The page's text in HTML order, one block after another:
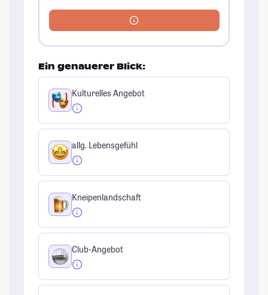
Ein genauerer Blick:
Kulturelles Angebot
allg. Lebensgefühl
Kneipenlandschaft
Club-Angebot